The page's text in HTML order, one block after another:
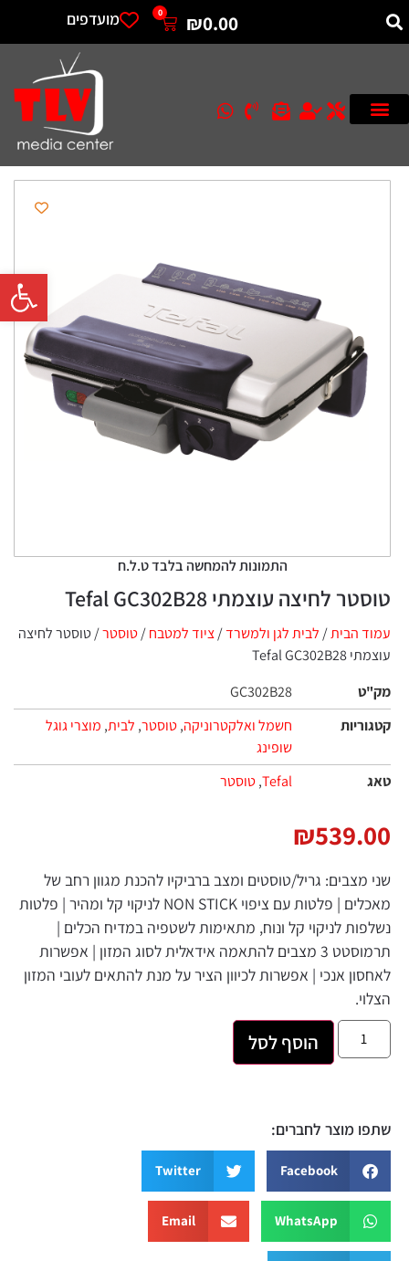
פתח
₪0.00
0 מועדפים
התמונות להמחשה בלבד ט.ל.ח
טוסטר לחיצה עוצמתי Tefal GC302B28
עמוד הבית/לבית לגן ולמשרד/ציוד למטבח/טוסטר/ טוסטר לחיצה
עוצמתי Tefal GC302B28
מק"ט
GC302B28
קטגוריות
חשמל ואלקטרוניקה,טוסטר, לבית, מוצרי גוגל
שופינג
טאג
Tefal
,טוסטר
₪539.00
שני מצבים: גריל/טוסטים ומצב ברביקיו להכנת מגוון רחב של
מאכלים | פלטות עם ציפוי NON STICK לניקוי קל ומהיר | פלטות
נשלפות לניקוי קל ונוח, מתאימות לשטפיה במדיח הכלים |
תרמוסטט 3 מצבים להתאמה אידאלית לסוג המזון | אפשרות
לאחסון אנכי | אפשרות לכיוון הציר על מנת להתאים לעובי המזון
הצלוי.
הוסף לסל
שתפו מוצר לחברים:
Facebook
Twitter
WhatsApp
Email